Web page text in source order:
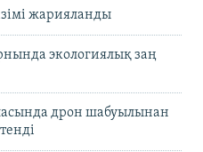
жарияланды
экологиялық заң
дрон шабуылынан